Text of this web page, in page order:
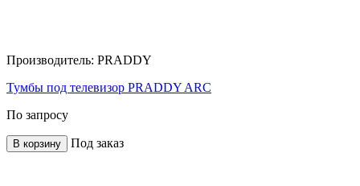
Производитель: PRADDY
Тумбы под телевизор PRADDY ARC
По запросу
В корзину Под заказ